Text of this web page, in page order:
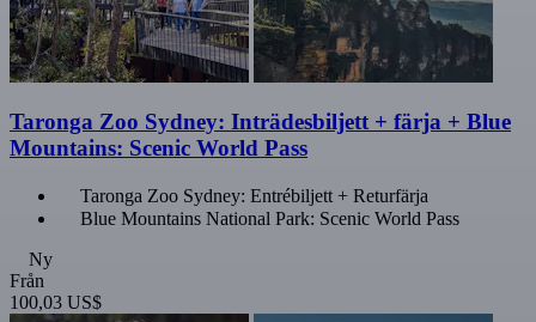
Taronga Zoo Sydney: Inträdesbiljett + färja + Blue
Mountains: Scenic World Pass
Taronga Zoo Sydney: Entrébiljett + Returfärja
Blue Mountains National Park: Scenic World Pass
Ny
Från
100,03 US$